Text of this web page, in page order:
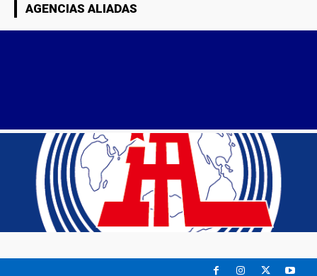
AGENCIAS ALIADAS